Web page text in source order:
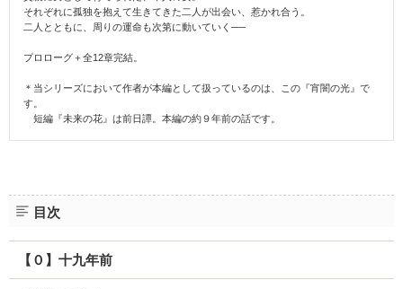
それぞれに孤独を抱えて生きてきた二人が出会い、惹かれ合う。
二人とともに、周りの運命も次第に動いていく──
プロローグ＋全12章完結。
＊当シリーズにおいて作者が本編として扱っているのは、この『宵闇の光』で
す。
短編『未来の花』は前日譚。本編の約９年前の話です。
目次
【０】十九年前